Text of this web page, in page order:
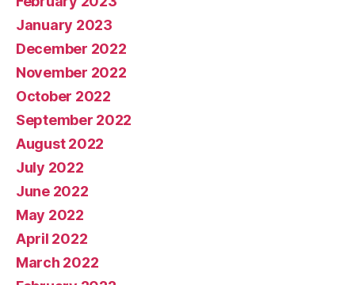
January 2023
December 2022
November 2022
October 2022
September 2022
August 2022
July 2022
June 2022
May 2022
April 2022
March 2022